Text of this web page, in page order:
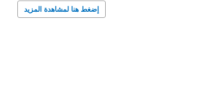
إضغط هنا لمشاهدة المزيد